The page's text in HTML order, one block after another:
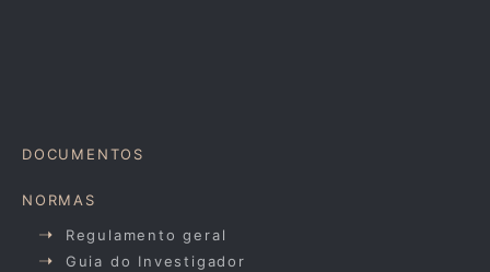
DOCUMENTOS
NORMAS
Regulamento geral
Guia do Investigador